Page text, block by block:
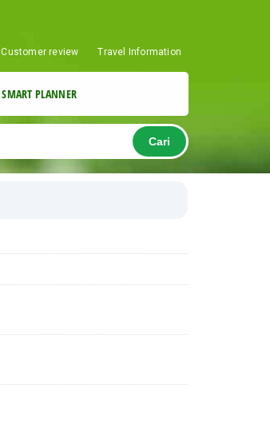
Customer review Travel Information
SMART PLANNER
Cari